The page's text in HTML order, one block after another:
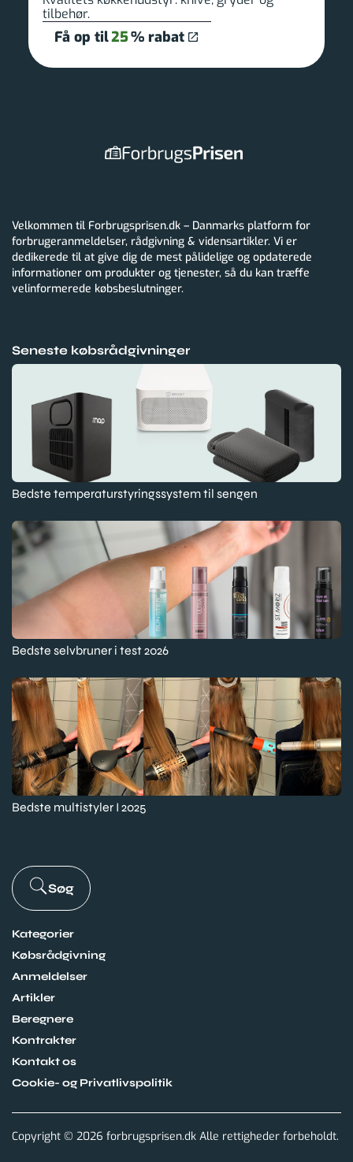
tilbehør.
Få op til25% rabat
Velkommen til Forbrugsprisen.dk – Danmarks platform for
forbrugeranmeldelser, rådgivning & vidensartikler. Vi er
dedikerede til at give dig de mest pålidelige og opdaterede
informationer om produkter og tjenester, så du kan træffe
velinformerede købsbeslutninger.
Seneste købsrådgivninger
Bedste temperaturstyringssystem til sengen
Bedste selvbruner i test 2026
Bedste multistyler I 2025
Søg
Kategorier
Købsrådgivning
Anmeldelser
Artikler
Beregnere
Kontrakter
Kontakt os
Cookie- og Privatlivspolitik
Copyright © 2026 forbrugsprisen.dk Alle rettigheder forbeholdt.